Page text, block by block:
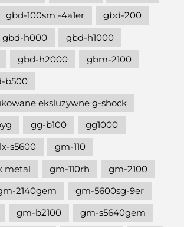
gbd-100sm -4a1er
gbd-200
gbd-h000
gbd-h1000
gbd-h2000
gbm-2100
b500
eksluzywne g-shock
gg-b100
gg1000
s5600
gm-110
metal
gm-110rh
gm-2100
2140gem
gm-5600sg-9er
gm-b2100
gm-s5640gem